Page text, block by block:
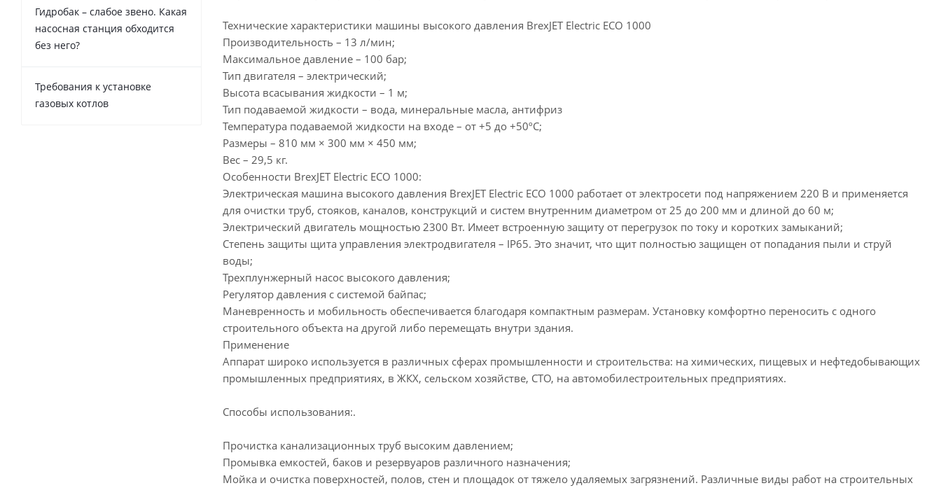
Технические характеристики машины высокого давления BrexJET Electric ECO 1000
Производительность – 13 л/мин;
Максимальное давление – 100 бар;
Тип двигателя – электрический;
Высота всасывания жидкости – 1 м;
Тип подаваемой жидкости – вода, минеральные масла, антифриз
Температура подаваемой жидкости на входе – от +5 до +50ºС;
Размеры – 810 мм × 300 мм × 450 мм;
Вес – 29,5 кг.
Особенности BrexJET Electric ECO 1000:
Электрическая машина высокого давления BrexJET Electric ECO 1000 работает от электросети под напряжением 220 В и применяется
для очистки труб, стояков, каналов, конструкций и систем внутренним диаметром от 25 до 200 мм и длиной до 60 м;
Электрический двигатель мощностью 2300 Вт. Имеет встроенную защиту от перегрузок по току и коротких замыканий;
Степень защиты щита управления электродвигателя – IP65. Это значит, что щит полностью защищен от попадания пыли и струй
воды;
Трехплунжерный насос высокого давления;
Регулятор давления с системой байпас;
Маневренность и мобильность обеспечивается благодаря компактным размерам. Установку комфортно переносить с одного
строительного объекта на другой либо перемещать внутри здания.
Применение
Аппарат широко используется в различных сферах промышленности и строительства: на химических, пищевых и нефтедобывающих
промышленных предприятиях, в ЖКХ, сельском хозяйстве, СТО, на автомобилестроительных предприятиях.
Способы использования:.
Прочистка канализационных труб высоким давлением;
Промывка емкостей, баков и резервуаров различного назначения;
Мойка и очистка поверхностей, полов, стен и площадок от тяжело удаляемых загрязнений. Различные виды работ на строительных
Гидробак – слабое звено. Какая
насосная станция обходится
без него?
Требования к установке
газовых котлов